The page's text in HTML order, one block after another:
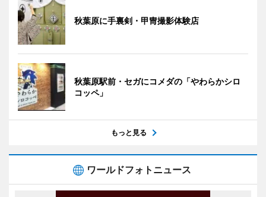
秋葉原に手裏剣・甲冑撮影体験店
秋葉原駅前・セガにコメダの「やわらかシロ
コッペ」
もっと見る
ワールドフォトニュース